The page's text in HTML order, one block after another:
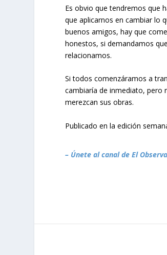
Es obvio que tendremos que
que aplicarnos en cambiar lo
buenos amigos, hay que
honestos, si demandamos
relacionamos.
Si todos comenzáramos a
cambiaría de inmediato, pero
merezcan sus obras.
Publicado en la edición
– Únete al canal de El